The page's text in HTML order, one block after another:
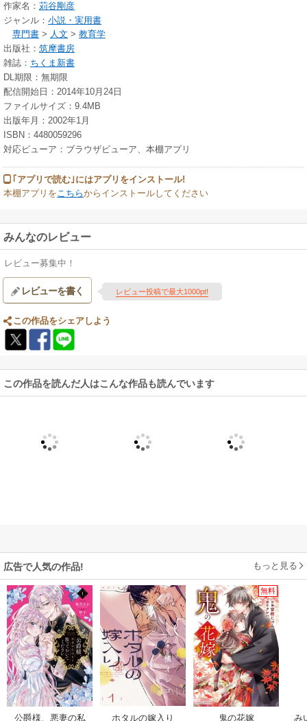
作家名： 苅谷剛彦
ジャンル： 小説・実用書
専門書 > 人文 > 教育学
出版社： 筑摩書房
雑誌： ちくま新書
DL期限：無期限
配信開始日：2014年10月24日
ファイルサイズ：9.4MB
出版年月：2002年1月
ISBN：4480059296
対応ビューア：ブラウザビューア、本棚アプリ
｢アプリで読む｣にはアプリをインストール!
本棚アプリをこちらからインストールしてください
みんなのレビュー
レビュー募集中！
レビューを書く レビュー投稿で最大1000pt!
この作品をシェアしよう
この作品を読んだ人はこんな作品も読んでいます
広告で人気の作品! もっと見る
公爵様、悪妻の私 ホタルの嫁入り
無料
鬼の花嫁 み